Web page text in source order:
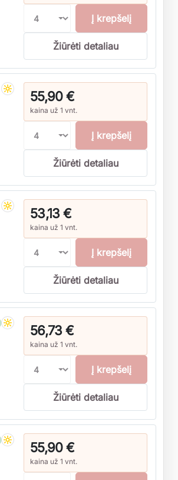
Į krepšelį
Žiūrėti detaliau
55,90 €
kaina už 1 vnt.
Į krepšelį
Žiūrėti detaliau
53,13 €
kaina už 1 vnt.
Į krepšelį
Žiūrėti detaliau
56,73 €
kaina už 1 vnt.
Į krepšelį
Žiūrėti detaliau
55,90 €
kaina už 1 vnt.